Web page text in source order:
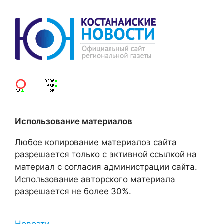
Использование материалов
Любое копирование материалов сайта
разрешается только с активной ссылкой на
материал с согласия администрации сайта.
Использование авторского материала
разрешается не более 30%.